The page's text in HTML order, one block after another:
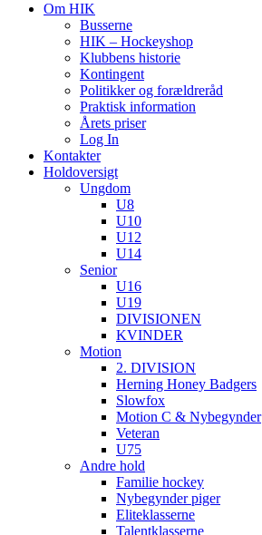
Om HIK
Busserne
HIK – Hockeyshop
Klubbens historie
Kontingent
Politikker og forældreråd
Praktisk information
Årets priser
Log In
Kontakter
Holdoversigt
Ungdom
U8
U10
U12
U14
Senior
U16
U19
DIVISIONEN
KVINDER
Motion
2. DIVISION
Herning Honey Badgers
Slowfox
Motion C & Nybegynder
Veteran
U75
Andre hold
Familie hockey
Nybegynder piger
Eliteklasserne
Talentklasserne